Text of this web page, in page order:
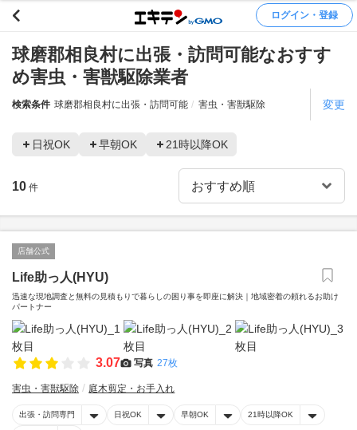
ログイン・登録
球磨郡相良村に出張・訪問可能なおすす
め害虫・害獣駆除業者
検索条件 球磨郡相良村に出張・訪問可能 害虫・害獣駆除 変更
日祝OK 早朝OK 21時以降OK
10 件
店舗公式
Life助っ人(HYU)
迅速な現地調査と無料の見積もりで暮らしの困り事を即座に解決｜地域密着の頼れるお助け
パートナー
3.07 写真 27枚
害虫・害獣駆除 庭木剪定・お手入れ
出張・訪問専門 日祝OK 早朝OK 21時以降OK